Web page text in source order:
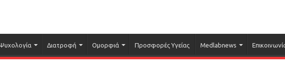
Διατροφή Ομορφιά Προσφορές Υγείας Medlabnews